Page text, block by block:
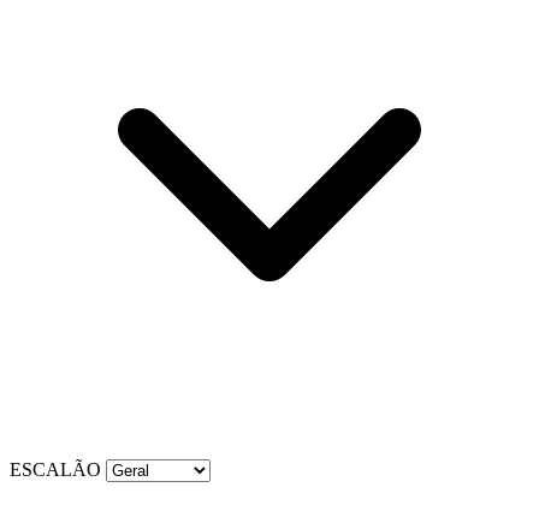
ESCALÃO